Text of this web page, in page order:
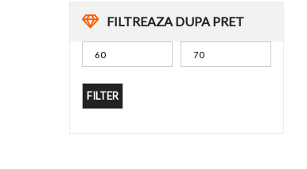
FILTREAZA DUPA PRET
FILTER